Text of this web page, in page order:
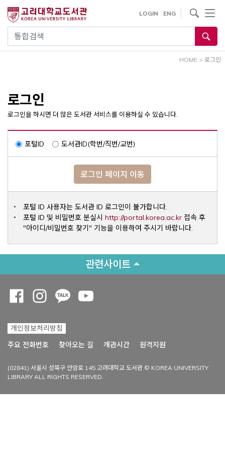
건
통합검색
LOGIN ENG
사이트내 검색
HOME > 로그인
로그인
로그인을 하시면 더 많은 도서관 서비스를 이용하실 수 있습니다.
포털ID 도서관ID(학번/직번/교번)
로그인 페이지 이동
포털 ID 사용자는 도서관 ID 로그인이 불가합니다.
포털 ID 및 비밀번호 분실시 http://portal.korea.ac.krOpens a
접속 후
"아이디/비밀번호 찾기" 기능을 이용하여 주시기 바랍니다.
관련사이트
개인정보처리방침
주요 전화번호
찾아오는 길 개관시간 원격지원
(02841) 서울시 성북구 안암로 145 고려대학교 도서관 © KOREA UNIVERSITY
LIBRARY ALL RIGHTS RESERVED.
Opens a new window
Opens a new window
Opens a new window